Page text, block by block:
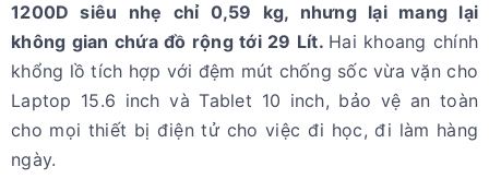
1200D siêu nhẹ chỉ 0,59 kg, nhưng lại mang lại
không gian chứa đồ rộng tới 29 Lít. Hai khoang chính
khổng lồ tích hợp với đệm mút chống sốc vừa vặn cho
Laptop 15.6 inch và Tablet 10 inch, bảo vệ an toàn
cho mọi thiết bị điện tử cho việc đi học, đi làm hàng
ngày.